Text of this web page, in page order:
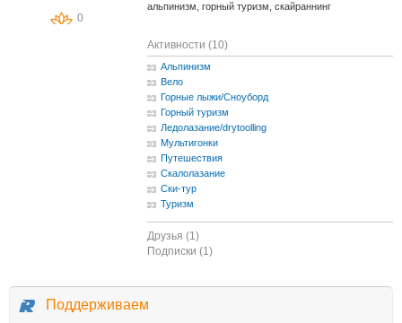
0
альпинизм, горный туризм, скайраннинг
Активности (10)
Альпинизм
Вело
Горные лыжи/Сноуборд
Горный туризм
Ледолазание/drytoolling
Мультигонки
Путешествия
Скалолазание
Ски-тур
Туризм
Друзья (1)
Подписки (1)
Поддерживаем